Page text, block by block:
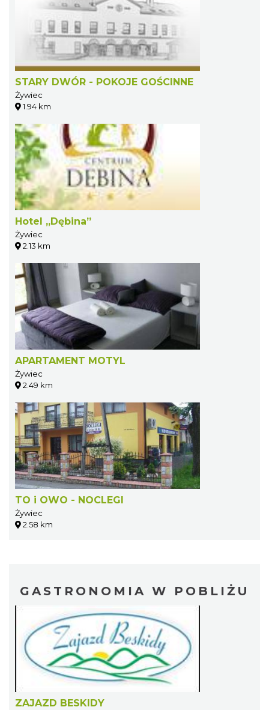
STARY DWÓR - POKOJE GOŚCINNE
Żywiec
1.94 km
Hotel „Dębina”
Żywiec
2.13 km
APARTAMENT MOTYL
Żywiec
2.49 km
TO i OWO - NOCLEGI
Żywiec
2.58 km
GASTRONOMIA W POBLIŻU
ZAJAZD BESKIDY